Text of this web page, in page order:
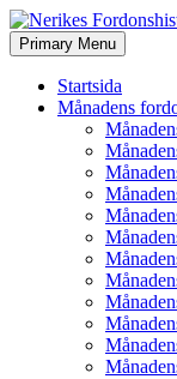
Nerikes
Search
Primary Menu Skip
to
Startsida
Månadens